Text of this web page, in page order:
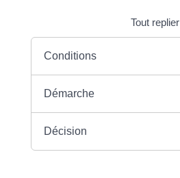
Tout replier
Conditions
Démarche
Décision